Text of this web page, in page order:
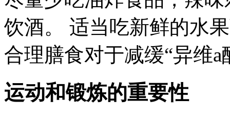
饮酒。 适当吃新鲜的水
合理膳食对于减缓“异维
运动和锻炼的重要性